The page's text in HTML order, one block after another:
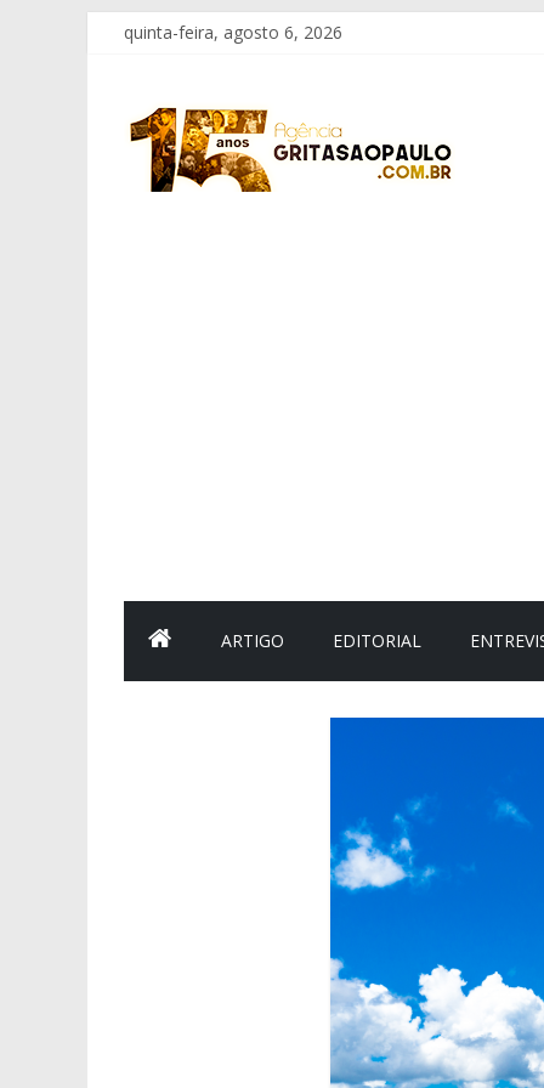
Pular
para
conteúdo
quinta-feira, agosto 6, 2026
Grita
São
ARTIGO EDITORIAL